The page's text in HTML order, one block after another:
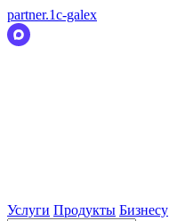
partner.1c-galex
Услуги Продукты Бизнесу